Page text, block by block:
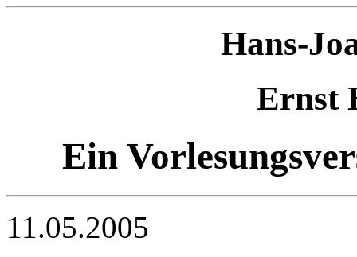
Hans-
Ernst
Ein
11.05.2005